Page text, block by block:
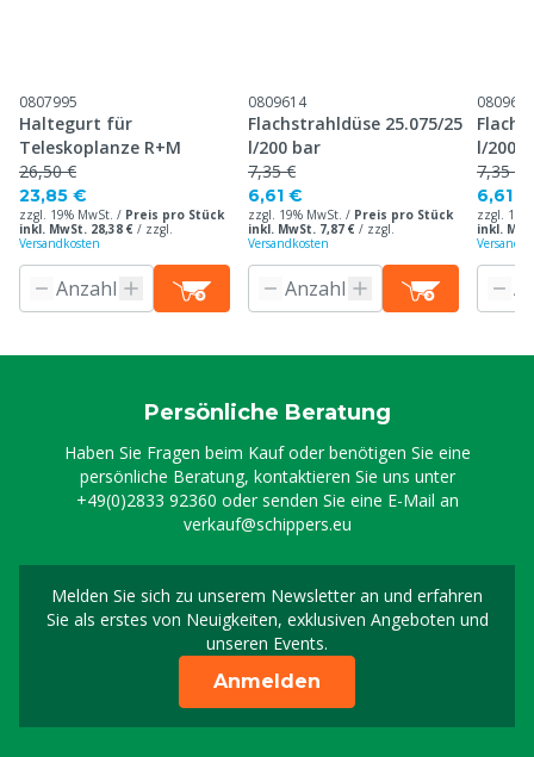
0807995
Haltegurt für
Teleskoplanze R+M
26,50 €
23,85 €
zzgl. 19% MwSt. / Preis pro Stück
inkl. MwSt. 28,38 € / zzgl.
Versandkosten
0809614
Flachstrahldüse 25.075/25
l/200 bar
7,35 €
6,61 €
zzgl. 19% MwSt. / Preis pro Stück
inkl. MwSt. 7,87 € / zzgl.
Versandkosten
0809632
l/200
7,35 €
6,61 €
zzgl.
inkl.
Persönliche Beratung
Haben Sie Fragen beim Kauf oder benötigen Sie eine
persönliche Beratung, kontaktieren Sie uns unter
+49(0)2833 92360 oder senden Sie eine E-Mail an
verkauf@schippers.eu
Melden Sie sich zu unserem Newsletter an und erfahren
Sie als erstes von Neuigkeiten, exklusiven Angeboten und
unseren Events.
Melden Sie sich für
Anmelden